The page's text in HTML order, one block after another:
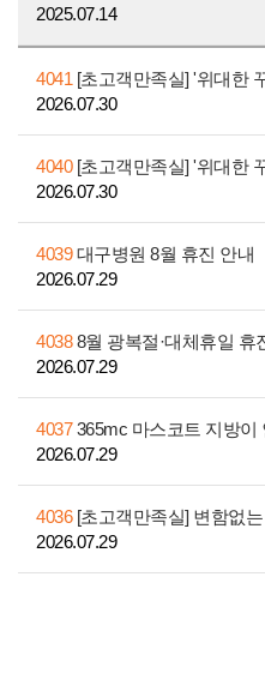
2025.07.14
4041 [초고객만족실] '위대한
2026.07.30
4040[초고객만족실] '위대한
2026.07.30
4039대구병원 8월 휴진 안내
2026.07.29
40388월 광복절·대체휴일 휴
2026.07.29
4037365mc 마스코트 지방이
2026.07.29
4036[초고객만족실] 변함없
2026.07.29